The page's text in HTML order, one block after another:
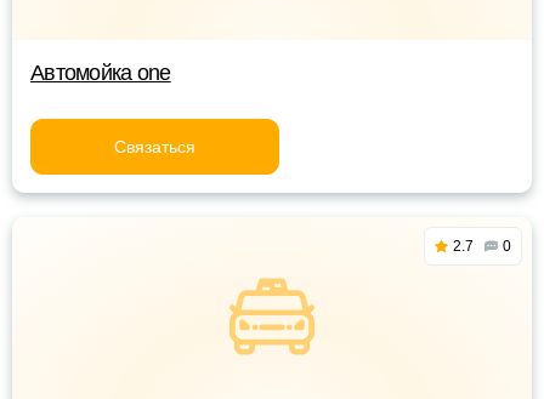
Автомойка one
Связаться
2.7 0